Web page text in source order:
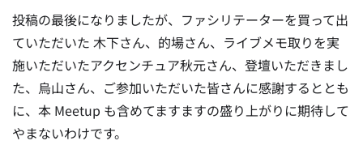
投稿の最後になりましたが、ファシリテーターを買って出
ていただいた 木下さん、的場さん、ライブメモ取りを実
施いただいたアクセンチュア秋元さん、登壇いただきまし
た、烏山さん、ご参加いただいた皆さんに感謝するととも
に、本 Meetup も含めてますますの盛り上がりに期待して
やまないわけです。